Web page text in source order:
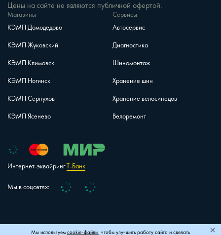
Магазины
КЭМП Домодедово
КЭМП Жуковский
КЭМП Климовск
КЭМП Ногинск
КЭМП Серпухов
КЭМП Ясенево
Сервисы
Автосервис
Диагностика
Шиномонтаж
Хранение шин
Хранение велосипедов
Велоремонт
Интернет-эквайрингТ-Банк
Мы в соцсетях: Vk Telegram
Цены на сайте не являются публичной офертой.
Карта сайта +7 (495) 150-40-26
Мы используем cookie-файлы, чтобы улучшить работу сайта и сделать